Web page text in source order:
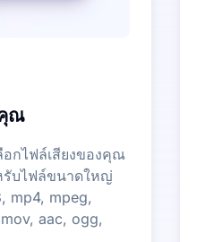
ณ
อกไฟล์เสียงของคุณ
รับไฟล์ขนาดใหญ่
mp4, mpeg,
aac, ogg,